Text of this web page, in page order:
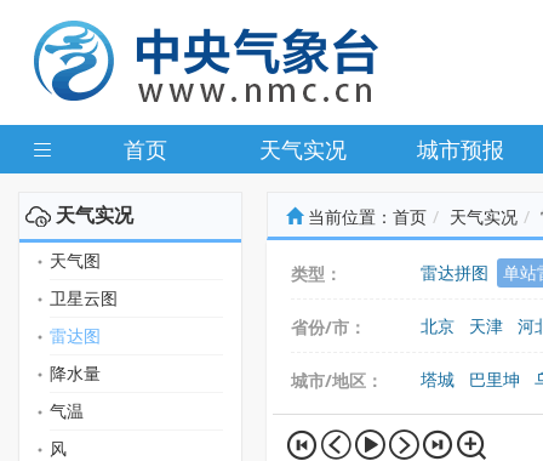
首页 天气实况 城市预报
天气实况
天气图
卫星云图
雷达图
降水量
气温
风
当前位置： 首页 天气实况
类型： 雷达拼图 单站
省份/市： 北京 天津
河
城市/地区：
塔城 巴里坤
哈密
精河 伊